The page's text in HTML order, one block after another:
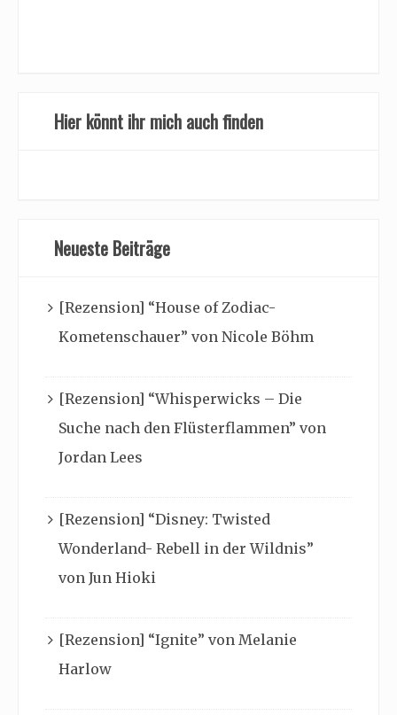
Hier könnt ihr mich auch finden
Neueste Beiträge
[Rezension] “House of Zodiac-
Kometenschauer” von Nicole Böhm
[Rezension] “Whisperwicks – Die
Suche nach den Flüsterflammen” von
Jordan Lees
[Rezension] “Disney: Twisted
Wonderland- Rebell in der Wildnis”
von Jun Hioki
[Rezension] “Ignite” von Melanie
Harlow